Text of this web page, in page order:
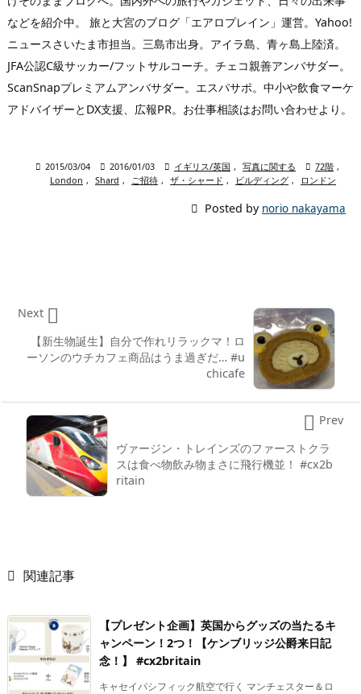
などを紹介中。 旅と大宮のブログ「エアロプレイン」運営。Yahoo!
ニュースさいたま市担当。三島市出身。アイラ島、青ヶ島上陸済。
JFA公認C級サッカー/フットサルコーチ。チェコ親善アンバサダー。
ScanSnapプレミアムアンバサダー。エスパサポ。中小や飲食マーケ
アドバイザーとDX支援、広報PR。お仕事相談はお問い合わせより。
 2015/03/04  2016/01/03  イギリス/英国 , 写真に関する  72階 ,
London , Shard , ご招待 , ザ・シャード , ビルディング , ロンドン
 Posted by norio nakayama
【新生物誕生】自分で作れリラックマ！ロ
ーソンのウチカフェ商品はうま過ぎだ… #u
chicafe

Next
ヴァージン・トレインズのファーストクラ
スは食べ物飲み物まさに飛行機並！ #cx2b
ritain
 Prev
 関連記事
【プレゼント企画】英国からグッズの当たるキ
ャンペーン！2つ！【ケンブリッジ公爵来日記
念！】 #cx2britain
キャセイパシフィック航空で行く マンチェスター＆ロ